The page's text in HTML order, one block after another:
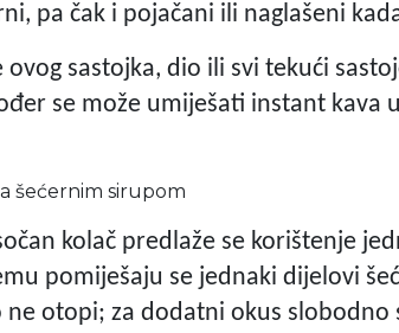
pa čak i pojačani ili naglašeni
ovog sastojka, dio ili svi tekući
se može umiješati instant kava
šećernim sirupom
kolač predlaže se korištenje
pomiješaju se jednaki dijelovi
ne otopi; za dodatni okus